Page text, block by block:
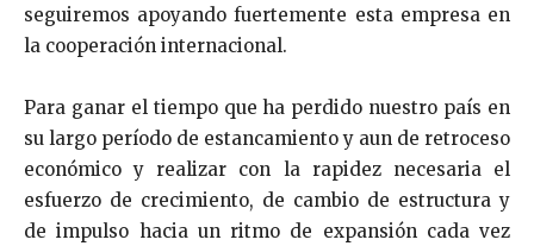
seguiremos apoyando fuertemente esta empresa en
la cooperación inter­nacional.
Para ganar el tiempo que ha perdido nuestro país en
su largo período de estancamiento y aun de retroceso
económ­ico y realizar con la rapidez necesaria el
esfuerzo de crecimiento, de cambio de estructura y
de impulso hacia un ritmo de expansión cada vez